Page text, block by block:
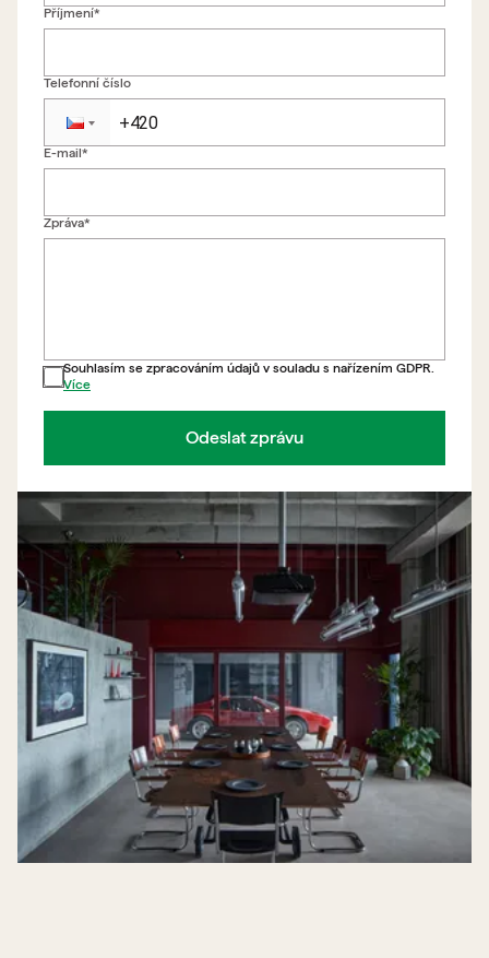
Zpět na formulář
Příjmení*
Telefonní číslo
E-mail*
Zpráva*
Souhlasím se zpracováním údajů v souladu s nařízením GDPR.
Více
Odeslat zprávu